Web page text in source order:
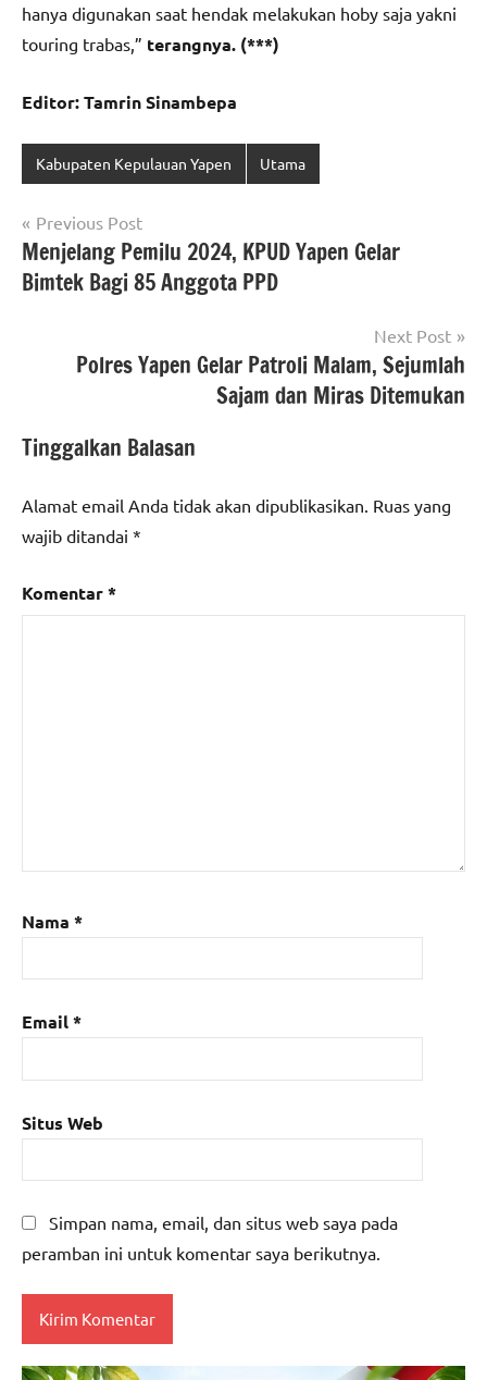
hanya digunakan saat hendak melakukan hoby saja yakni
touring trabas,” terangnya. (***)
Editor: Tamrin Sinambepa
Kabupaten Kepulauan Yapen Utama
Navigasi
pos
Previous Post
Menjelang Pemilu 2024, KPUD Yapen Gelar
Bimtek Bagi 85 Anggota PPD
Next Post
Polres Yapen Gelar Patroli Malam, Sejumlah
Sajam dan Miras Ditemukan
Tinggalkan Balasan
Alamat email Anda tidak akan dipublikasikan. Ruas yang
wajib ditandai *
Komentar*
Nama *
Email*
Situs Web
Simpan nama, email, dan situs web saya pada
peramban ini untuk komentar saya berikutnya.